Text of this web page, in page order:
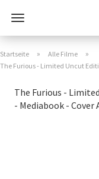
Startseite » Alle Filme »
The Furious - Limited Uncut
The Furious -
- Mediabook - Cover